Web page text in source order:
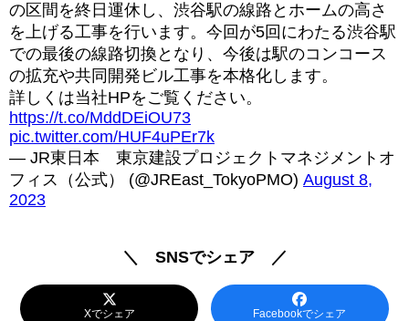
の区間を終日運休し、渋谷駅の線路とホームの高さ
を上げる工事を行います。今回が5回にわたる渋谷駅
での最後の線路切換となり、今後は駅のコンコース
の拡充や共同開発ビル工事を本格化します。
詳しくは当社HPをご覧ください。
https://t.co/MddDEiOU73
pic.twitter.com/HUF4uPEr7k
— JR東日本 東京建設プロジェクトマネジメントオ
フィス（公式） (@JREast_TokyoPMO) August 8,
2023
＼ SNSでシェア ／
Xでシェア Facebookでシェア